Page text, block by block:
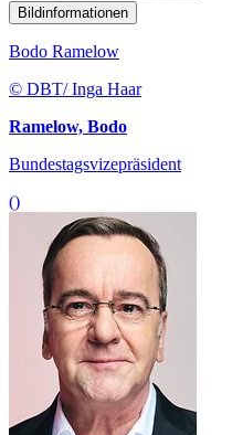
Bildinformationen
Bodo Ramelow
© DBT/ Inga Haar
Ramelow, Bodo
Bundestagsvizepräsident
()